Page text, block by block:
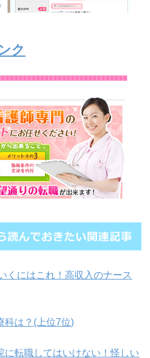
ク
くにはこれ！高収入のナース
科は？(上位7位)
に転職してはいけない！怪しい